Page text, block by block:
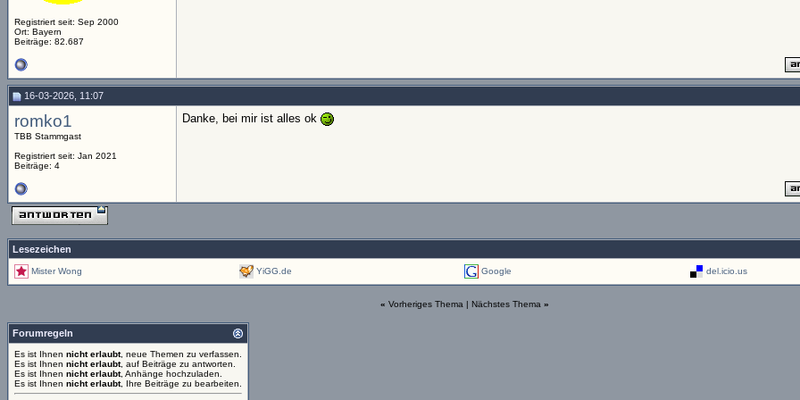
Registriert seit: Sep 2000
Ort: Bayern
Beiträge: 82.687
16-03-2026, 11:07
romko1
TBB Stammgast
Registriert seit: Jan 2021
Beiträge: 4
Danke, bei mir ist alles ok
Lesezeichen
Mister Wong YiGG.de Google del.icio.us
« Vorheriges Thema | Nächstes Thema »
Forumregeln
Es ist Ihnen nicht erlaubt, neue Themen zu verfassen.
Es ist Ihnen nicht erlaubt, auf Beiträge zu antworten.
Es ist Ihnen nicht erlaubt, Anhänge hochzuladen.
Es ist Ihnen nicht erlaubt, Ihre Beiträge zu bearbeiten.